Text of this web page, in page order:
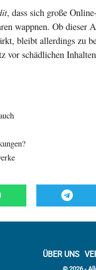
, dass sich große
wappnen. Ob dieser
bleibt allerdings zu
vor schädlichen
ÜBER UNS